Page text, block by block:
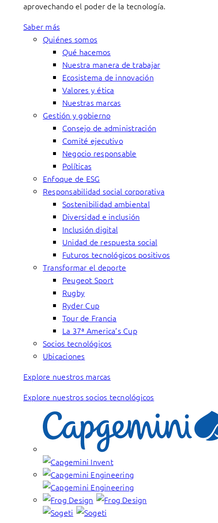
aprovechando el poder de la tecnología.
Saber más
Quiénes somos
Qué hacemos
Nuestra manera de trabajar
Ecosistema de innovación
Valores y ética
Nuestras marcas
Gestión y gobierno
Consejo de administración
Comité ejecutivo
Negocio responsable
Políticas
Enfoque de ESG
Responsabilidad social corporativa
Sostenibilidad ambiental
Diversidad e inclusión
Inclusión digital
Unidad de respuesta social
Futuros tecnológicos positivos
Transformar el deporte
Peugeot Sport
Rugby
Ryder Cup
Tour de Francia
La 37ª America’s Cup
Socios tecnológicos
Ubicaciones
Explore nuestros marcas
Explore nuestros socios tecnológicos